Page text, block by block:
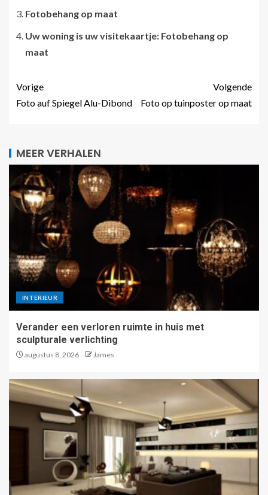
Fotobehang op maat
Uw woning is uw visitekaartje: Fotobehang op
maat
Vorige
Foto auf Spiegel Alu-Dibond
Volgende
Foto op tuinposter op maat
MEER VERHALEN
INTERIEUR
Verander een verloren ruimte in huis met
sculpturale verlichting
augustus 8, 2026 James